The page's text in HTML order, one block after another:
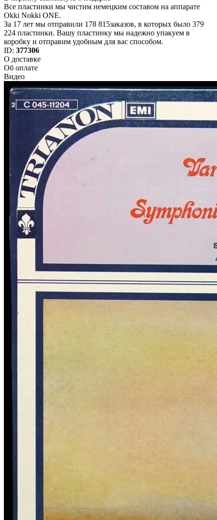
Все пластинки мы чистим немецким составом на аппарате
Okki Nokki ONE.
За 17 лет мы отправили 178 815заказов, в которых было 379
224 пластинки. Вашу пластинку мы надежно упакуем в
коробку и отправим удобным для вас способом.
ID: 377306
О доставке
Об оплате
Видео